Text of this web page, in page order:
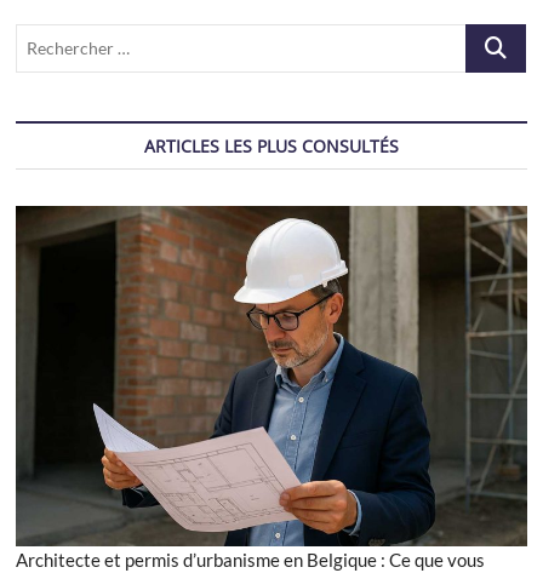
ARTICLES LES PLUS CONSULTÉS
Architecte et permis d’urbanisme en Belgique : Ce que vous